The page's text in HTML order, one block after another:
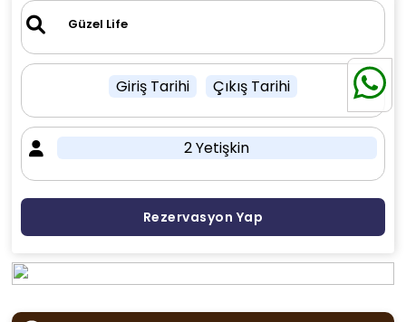
Giriş Tarihi Çıkış Tarihi
2 Yetişkin
Rezervasyon Yap